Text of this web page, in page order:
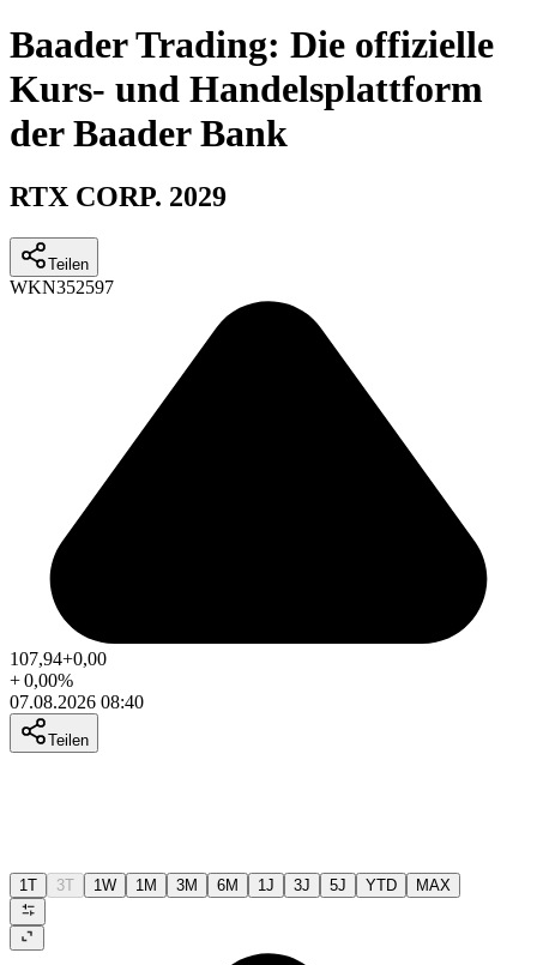
Baader Trading: Die offizielle
Kurs- und Handelsplattform
der Baader Bank
RTX CORP. 2029
Teilen
WKN352597
107,94+0,00
+0,00%
07.08.2026 08:40
Teilen
1T 3T 1W 1M 3M 6M 1J 3J 5J YTD MAX